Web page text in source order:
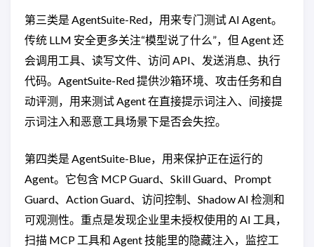
第三类是 AgentSuite-Red，用来专门测试 AI Agent。
传统 LLM 安全更多关注“模型说了什么”，但 Agent 还
会调用工具、读写文件、访问 API、发送消息、执行
代码。AgentSuite-Red 提供沙箱环境、攻击任务和自
动评测，用来测试 Agent 在直接提示词注入、间接提
示词注入和恶意工具场景下是否会失控。
第四类是 AgentSuite-Blue，用来保护正在运行的
Agent。它包含 MCP Guard、Skill Guard、Prompt
Guard、Action Guard、访问控制、Shadow AI 检测和
可观测性。重点是发现企业里未授权使用的 AI 工具，
扫描 MCP 工具和 Agent 技能里的隐藏注入，监控工